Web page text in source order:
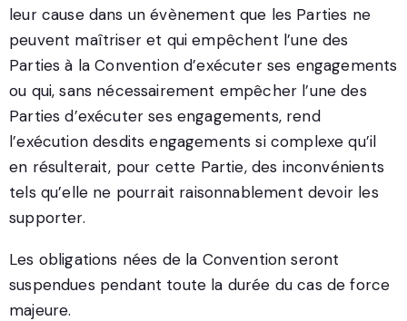
leur cause dans un évènement que les Parties ne
peuvent maîtriser et qui empêchent l’une des
Parties à la Convention d’exécuter ses engagements
ou qui, sans nécessairement empêcher l’une des
Parties d’exécuter ses engagements, rend
l’exécution desdits engagements si complexe qu’il
en résulterait, pour cette Partie, des inconvénients
tels qu’elle ne pourrait raisonnablement devoir les
supporter.
Les obligations nées de la Convention seront
suspendues pendant toute la durée du cas de force
majeure.